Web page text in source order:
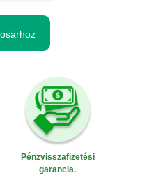
Pénzvisszafizetési
garancia.